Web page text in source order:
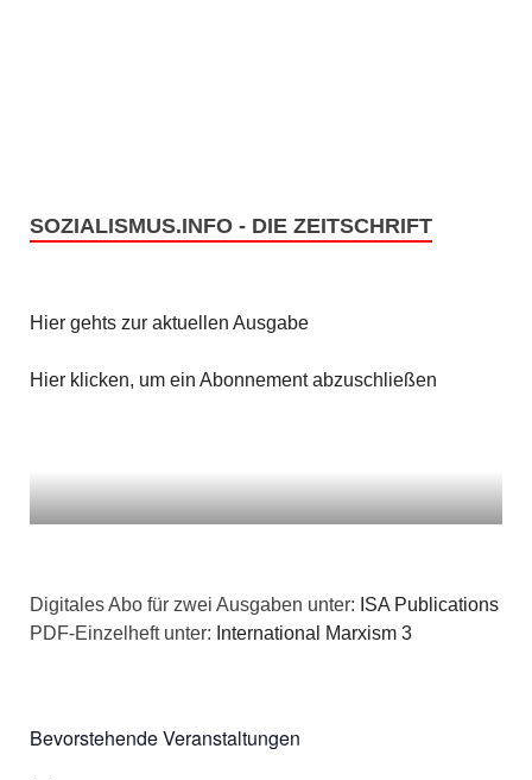
SOZIALISMUS.INFO - DIE ZEITSCHRIFT
Hier gehts zur aktuellen Ausgabe
Hier klicken, um ein Abonnement abzuschließen
Digitales Abo für zwei Ausgaben unter: ISA Publications
PDF-Einzelheft unter: International Marxism 3
Bevorstehende Veranstaltungen